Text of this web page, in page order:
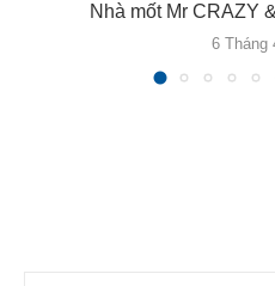
Nhà mốt Mr CRAZY
6 Tháng